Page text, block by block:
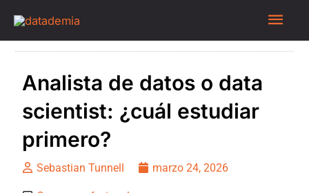
Analista de datos o data
scientist: ¿cuál estudiar
primero?
Sebastian Tunnell marzo 24, 2026